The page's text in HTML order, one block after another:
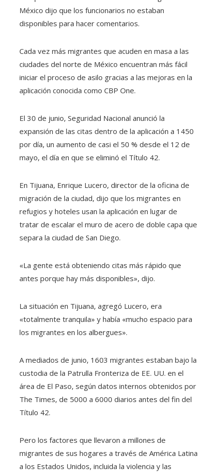
México dijo que los funcionarios no estaban
disponibles para hacer comentarios.
Cada vez más migrantes que acuden en masa a las
ciudades del norte de México encuentran más fácil
iniciar el proceso de asilo gracias a las mejoras en la
aplicación conocida como CBP One.
El 30 de junio, Seguridad Nacional anunció la
expansión de las citas dentro de la aplicación a 1450
por día, un aumento de casi el 50 % desde el 12 de
mayo, el día en que se eliminó el Título 42.
En Tijuana, Enrique Lucero, director de la oficina de
migración de la ciudad, dijo que los migrantes en
refugios y hoteles usan la aplicación en lugar de
tratar de escalar el muro de acero de doble capa que
separa la ciudad de San Diego.
«La gente está obteniendo citas más rápido que
antes porque hay más disponibles», dijo.
La situación en Tijuana, agregó Lucero, era
«totalmente tranquila» y había «mucho espacio para
los migrantes en los albergues».
A mediados de junio, 1603 migrantes estaban bajo la
custodia de la Patrulla Fronteriza de EE. UU. en el
área de El Paso, según datos internos obtenidos por
The Times, de 5000 a 6000 diarios antes del fin del
Título 42.
Pero los factores que llevaron a millones de
migrantes de sus hogares a través de América Latina
a los Estados Unidos, incluida la violencia y las